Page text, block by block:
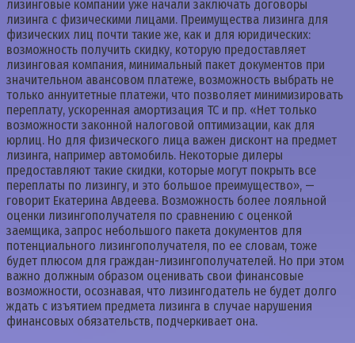
лизинговые компании уже начали заключать договоры
лизинга с физическими лицами. Преимущества лизинга для
физических лиц почти такие же, как и для юридических:
возможность получить скидку, которую предоставляет
лизинговая компания, минимальный пакет документов при
значительном авансовом платеже, возможность выбрать не
только аннуитетные платежи, что позволяет минимизировать
переплату, ускоренная амортизация ТС и пр. «Нет только
возможности законной налоговой оптимизации, как для
юрлиц. Но для физического лица важен дисконт на предмет
лизинга, например автомобиль. Некоторые дилеры
предоставляют такие скидки, которые могут покрыть все
переплаты по лизингу, и это большое преимущество», —
говорит Екатерина Авдеева. Возможность более лояльной
оценки лизингополучателя по сравнению с оценкой
заемщика, запрос небольшого пакета документов для
потенциального лизингополучателя, по ее словам, тоже
будет плюсом для граждан-лизингополучателей. Но при этом
важно должным образом оценивать свои финансовые
возможности, осознавая, что лизингодатель не будет долго
ждать с изъятием предмета лизинга в случае нарушения
финансовых обязательств, подчеркивает она.